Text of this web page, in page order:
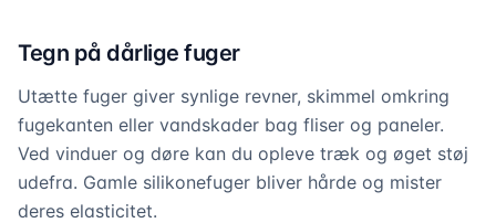
Tegn på dårlige fuger
Utætte fuger giver synlige revner, skimmel omkring
fugekanten eller vandskader bag fliser og paneler.
Ved vinduer og døre kan du opleve træk og øget støj
udefra. Gamle silikonefuger bliver hårde og mister
deres elasticitet.